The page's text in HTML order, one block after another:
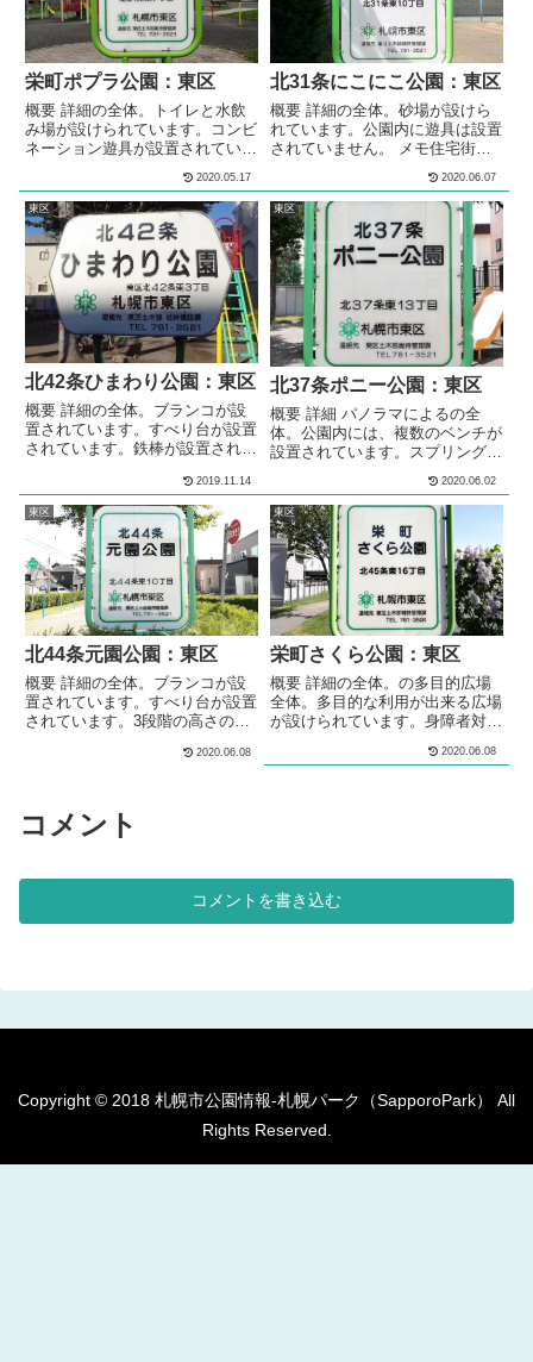
栄町ポプラ公園：東区
概要 詳細の全体。トイレと水飲
み場が設けられています。コンビ
ネーション遊具が設置されていま
ます。2段階の高さの鉄棒が設置
されています。スプリング遊具が
設置されています。砂場が設けら
れています。の多目的広場全体。
多目的な利用が出来る広場が設け
られています。広場には、号令台
が設置されています。複数の種類
のベンチが、公園内に複数設置さ
れています。 メモ東区の住宅街
の中にある...
2020.05.17
北31条にこにこ公園：東区
概要 詳細の全体。砂場が設けら
れています。公園内に遊具は設置
されていません。 メモ住宅街の
られています。公園内に遊具は設
置されていません。 基本情報郵
便番号〒065-0031住所北海道札
幌市東区東区北３１条東１０丁目
１−１０管理問い合わせ
2020.06.07
東区
北42条ひまわり公園：東区
概要 詳細の全体。ブランコが設
置されています。すべり台が設置
されています。鉄棒が設置されて
す。 メモ東区の住宅街の中にあ
る、公園です。 基本情報郵便番
号〒007-0842住所北海道札幌市
東区北42条東３丁目管理問い合
わせ
2019.11.14
東区
北37条ポニー公園：東区
概要 詳細 パノラマによるの全
体。公園内には、複数のベンチが
設置されています。スプリング遊
けられています。公園内には、複
数のベンチが設置されています。
メモ住宅街の中にある、公園で
す。コンビネーション遊具が設置
されています。 基本情報郵便番
号〒007-0837住所北海道札幌市
東区北３７条東１３丁目２管理問
い合わせ
2020.06.02
東区
北44条元園公園：東区
概要 詳細の全体。ブランコが設
置されています。すべり台が設置
されています。3段階の高さの鉄
が設置されています。砂場が設け
区の住宅街の中にある、公園で
す。 基本情報郵便番号〒007-
2020.06.08
東区
栄町さくら公園：東区
概要 詳細の全体。の多目的広場
全体。多目的な利用が出来る広場
が設けられています。身障者対応
います。コンビネーション遊具が
ャー）が設置されています。多目
的広場には2.5メートルほどの高
2020.06.08
コメント
コメントを書き込む
Copyright © 2018 札幌市公園情報-札幌パーク（SapporoPark） All
Rights Reserved.